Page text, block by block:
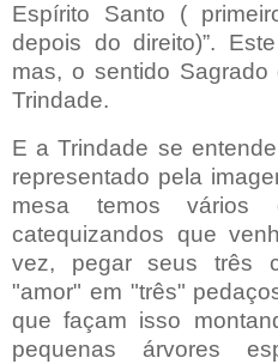
Espírito Santo (
depois do direito)”.
mas, o sentido
Trindade.
E a Trindade se
representado pela
mesa temos vários
catequizandos que
vez, pegar seus três
"amor" em "três"
que façam isso
pequenas árvores